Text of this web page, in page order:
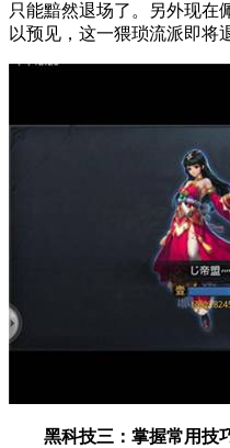
只能黯然退场了。另外现在
以预见，这一猥琐流派即将
黑科技三：掌握常用技